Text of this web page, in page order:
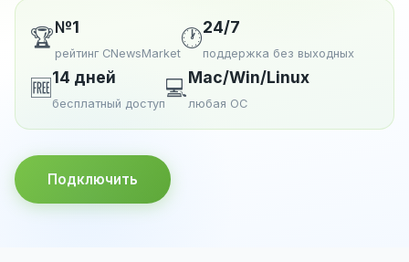
🏆№1
рейтинг CNewsMarket
🕐24/7
поддержка без выходных
🆓14 дней
бесплатный доступ
💻Mac/Win/Linux
любая ОС
Подключить